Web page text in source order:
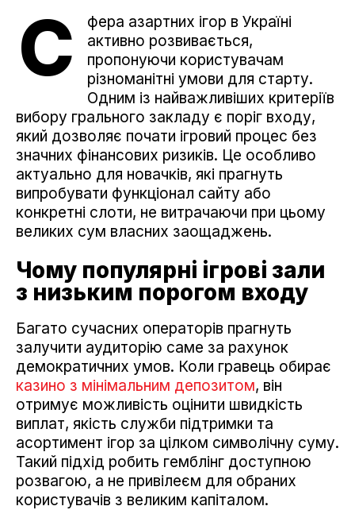
С
фера азартних ігор в Україні
активно розвивається,
пропонуючи користувачам
різноманітні умови для старту.
Одним із найважливіших критеріїв
вибору грального закладу є поріг входу,
який дозволяє почати ігровий процес без
значних фінансових ризиків. Це особливо
актуально для новачків, які прагнуть
випробувати функціонал сайту або
конкретні слоти, не витрачаючи при цьому
великих сум власних заощаджень.
Чому популярні ігрові зали
з низьким порогом входу
Багато сучасних операторів прагнуть
залучити аудиторію саме за рахунок
демократичних умов. Коли гравець обирає
казино з мінімальним депозитом, він
отримує можливість оцінити швидкість
виплат, якість служби підтримки та
асортимент ігор за цілком символічну суму.
Такий підхід робить гемблінг доступною
розвагою, а не привілеєм для обраних
користувачів з великим капіталом.